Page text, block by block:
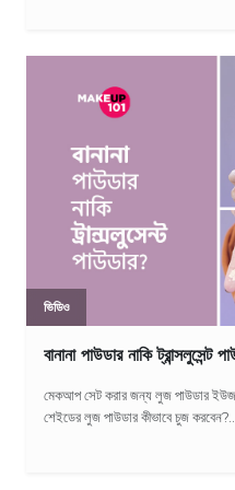
ভিডিও
বানানা পাউডার নাকি ট্রান্সলুসেন্ট
মেকআপ সেট করার জন্য লুজ পাউডার ইউজ
শেইডের লুজ পাউডার কীভাবে চুজ করবেন?...